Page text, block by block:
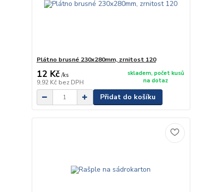
Plátno brusné 230x280mm, zrnitost 120
12 Kč /ks
9,92 Kč bez DPH
skladem, počet kusů
na dotaz
Přidat do košíku